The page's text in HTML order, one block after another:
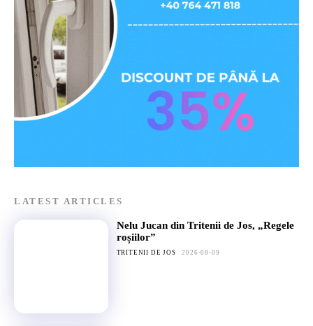
LATEST ARTICLES
Nelu Jucan din Tritenii de Jos, „Regele
roșiilor”
TRITENII DE JOS 2026-08-09